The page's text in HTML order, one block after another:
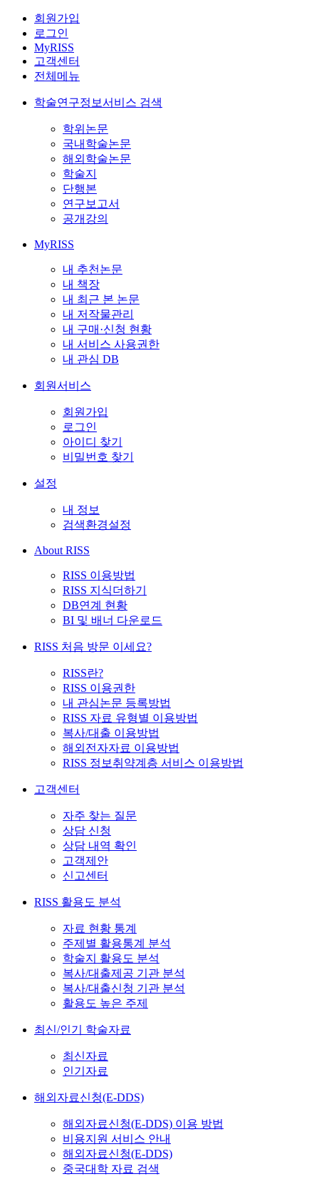
회원가입
로그인
MyRISS
고객센터
전체메뉴
학술연구정보서비스 검색
학위논문
국내학술논문
해외학술논문
학술지
단행본
연구보고서
공개강의
MyRISS
내 추천논문
내 책장
내 최근 본 논문
내 저작물관리
내 구매·신청 현황
내 서비스 사용권한
내 관심 DB
회원서비스
회원가입
로그인
아이디 찾기
비밀번호 찾기
설정
내 정보
검색환경설정
About RISS
RISS 이용방법
RISS 지식더하기
DB연계 현황
BI 및 배너 다운로드
RISS 처음 방문 이세요?
RISS란?
RISS 이용권한
내 관심논문 등록방법
RISS 자료 유형별 이용방법
복사/대출 이용방법
해외전자자료 이용방법
RISS 정보취약계층 서비스 이용방법
고객센터
자주 찾는 질문
상담 신청
상담 내역 확인
고객제안
신고센터
RISS 활용도 분석
자료 현황 통계
주제별 활용통계 분석
학술지 활용도 분석
복사/대출제공 기관 분석
복사/대출신청 기관 분석
활용도 높은 주제
최신/인기 학술자료
최신자료
인기자료
해외자료신청(E-DDS)
해외자료신청(E-DDS) 이용 방법
비용지원 서비스 안내
해외자료신청(E-DDS)
중국대학 자료 검색